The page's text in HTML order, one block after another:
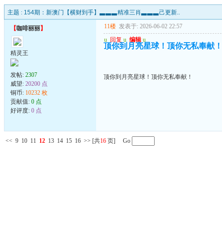
主题 : 154期：新澳门【横财到手】▃▃▃精准三肖▃▃▃己更新..
【咖啡丽丽】
精灵王
发帖: 2307
威望: 20200 点
铜币: 10232 枚
贡献值: 0 点
好评度: 0 点
11楼 发表于: 2026-06-02 22:57
u 回复 u 编辑 u
顶你到月亮星球！顶你无私奉献！
顶你到月亮星球！顶你无私奉献！
<< 9 10 11 12 13 14 15 16 >> [共16 页] Go